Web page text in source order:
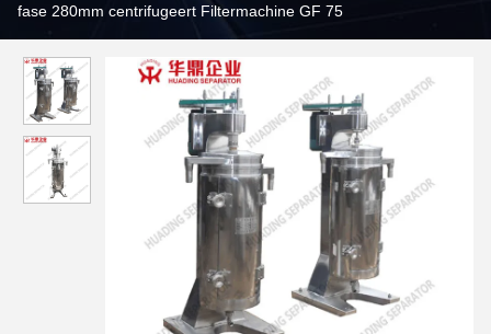
fase 280mm centrifugeert Filtermachine GF 75